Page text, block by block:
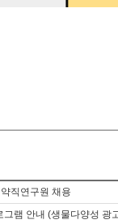
직연구원 채용
램 안내 (생물다양성 광